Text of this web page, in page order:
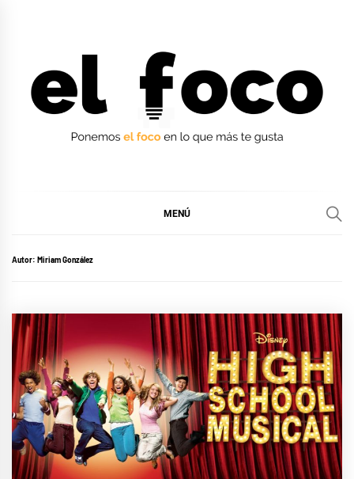
MENÚ
Autor: Miriam González